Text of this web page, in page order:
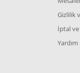
Gizlilik
İptal ve